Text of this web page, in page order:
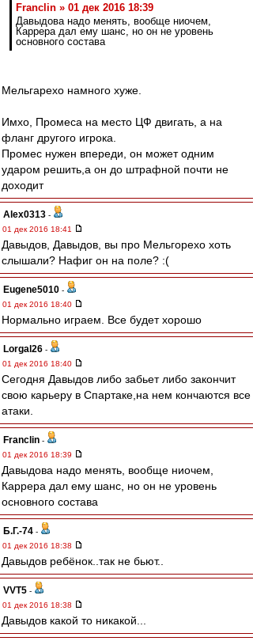
Franclin » 01 дек 2016 18:39
Давыдова надо менять, вообще ниочем,
Каррера дал ему шанс, но он не уровень
основного состава
Мельгарехо намного хуже.
Имхо, Промеса на место ЦФ двигать, а на
фланг другого игрока.
Промес нужен впереди, он может одним
ударом решить,а он до штрафной почти не
доходит
Alex0313 -
01 дек 2016 18:41
Давыдов, Давыдов, вы про Мельгорехо хоть
слышали? Нафиг он на поле? :(
Eugene5010 -
01 дек 2016 18:40
Нормально играем. Все будет хорошо
Lorgal26 -
01 дек 2016 18:40
Сегодня Давыдов либо забьет либо закончит
свою карьеру в Спартаке,на нем кончаются все
атаки.
Franclin -
01 дек 2016 18:39
Давыдова надо менять, вообще ниочем,
Каррера дал ему шанс, но он не уровень
основного состава
Б.Г.-74 -
01 дек 2016 18:38
Давыдов ребёнок..так не бьют..
VVT5 -
01 дек 2016 18:38
Давыдов какой то никакой...